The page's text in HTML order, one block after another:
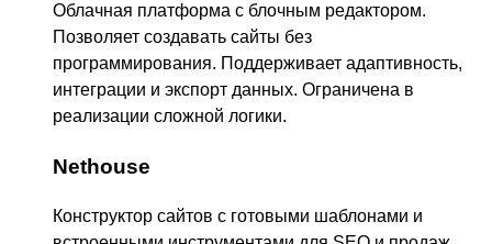
Облачная платформа с блочным редактором.
Позволяет создавать сайты без
программирования. Поддерживает адаптивность,
интеграции и экспорт данных. Ограничена в
реализации сложной логики.
Nethouse
Конструктор сайтов с готовыми шаблонами и